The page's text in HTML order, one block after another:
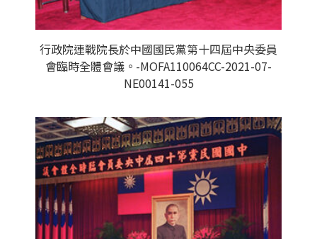
行政院連戰院長於中國國民黨第十四屆中央委員
會臨時全體會議。-MOFA110064CC-2021-07-
NE00141-055